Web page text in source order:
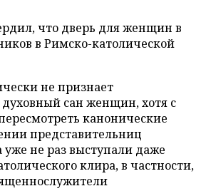
что дверь для женщин в
в Римско-католической
не признает
сан женщин, хотя с
канонические
представительниц
уже не раз выступали даже
клира, в частности,